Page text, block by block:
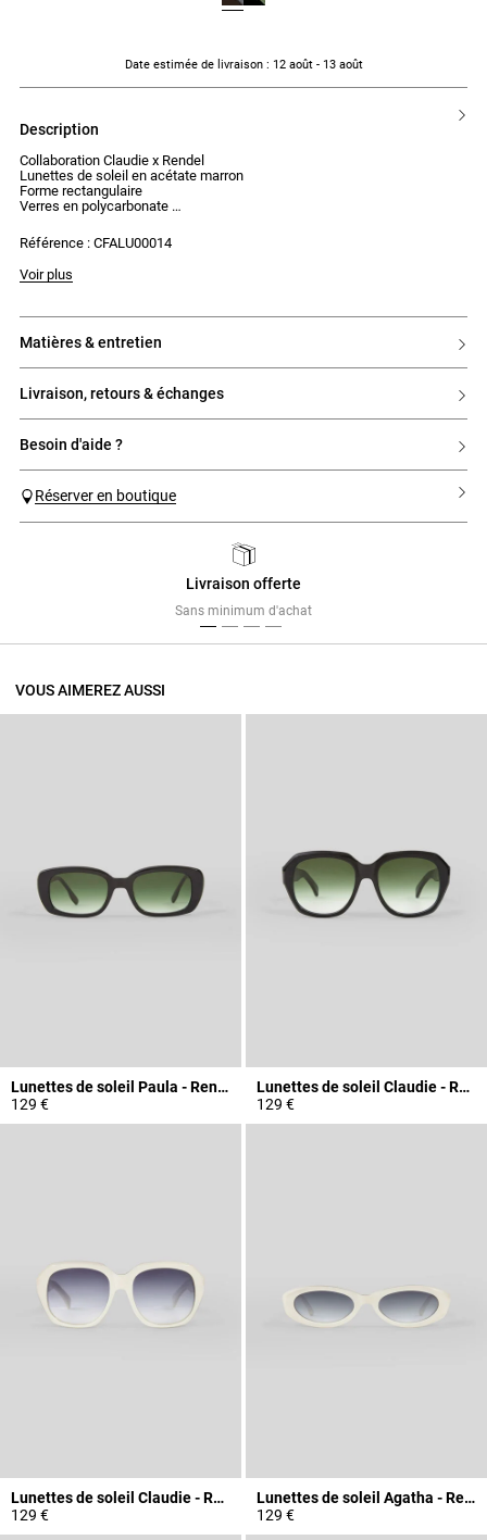
Date estimée de livraison: 12 août - 13 août
description
Collaboration Claudie x Rendel
Lunettes de soleil en acétate marron
Forme rectangulaire
Verres en polycarbonate
Référence : CFALU00014
Voir plus
matières & entretien
livraison, retours & échanges
besoin d'aide ?
Réserver en boutique
Livraison offerte
Sans minimum d'achat
VOUS AIMEREZ AUSSI
Lunettes de soleil Paula - Rendel
129 €
Lunettes de soleil Claudie - Rendel
129 €
Lunettes de soleil Claudie - Rendel
129 €
Lunettes de soleil Agatha - Rendel
129 €